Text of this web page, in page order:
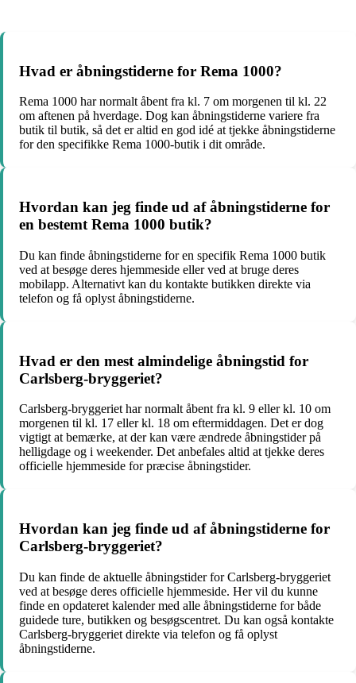
Hvad er åbningstiderne for Rema 1000?
Rema 1000 har normalt åbent fra kl. 7 om morgenen til kl. 22
om aftenen på hverdage. Dog kan åbningstiderne variere fra
butik til butik, så det er altid en god idé at tjekke åbningstiderne
for den specifikke Rema 1000-butik i dit område.
Hvordan kan jeg finde ud af åbningstiderne for
en bestemt Rema 1000 butik?
Du kan finde åbningstiderne for en specifik Rema 1000 butik
ved at besøge deres hjemmeside eller ved at bruge deres
mobilapp. Alternativt kan du kontakte butikken direkte via
telefon og få oplyst åbningstiderne.
Hvad er den mest almindelige åbningstid for
Carlsberg-bryggeriet?
Carlsberg-bryggeriet har normalt åbent fra kl. 9 eller kl. 10 om
morgenen til kl. 17 eller kl. 18 om eftermiddagen. Det er dog
vigtigt at bemærke, at der kan være ændrede åbningstider på
helligdage og i weekender. Det anbefales altid at tjekke deres
officielle hjemmeside for præcise åbningstider.
Hvordan kan jeg finde ud af åbningstiderne for
Carlsberg-bryggeriet?
Du kan finde de aktuelle åbningstider for Carlsberg-bryggeriet
ved at besøge deres officielle hjemmeside. Her vil du kunne
finde en opdateret kalender med alle åbningstiderne for både
guidede ture, butikken og besøgscentret. Du kan også kontakte
Carlsberg-bryggeriet direkte via telefon og få oplyst
åbningstiderne.